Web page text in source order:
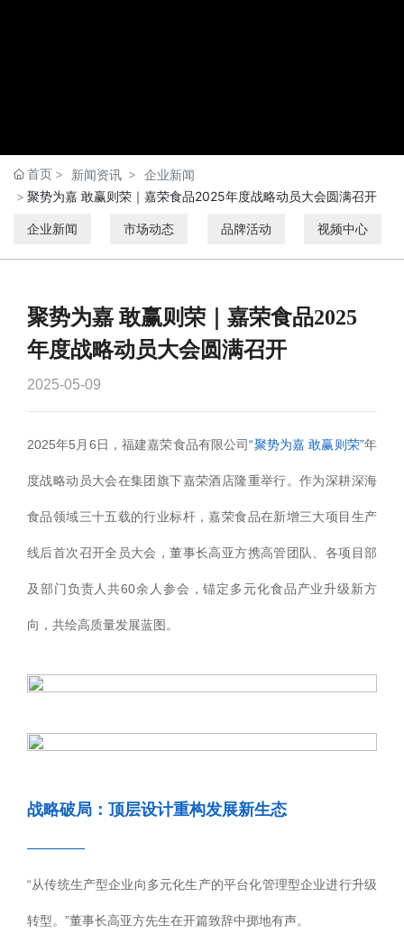
首页 新闻资讯
企业新闻
聚势为嘉 敢赢则荣｜嘉荣食品2025年度战略动员大会圆满召开
企业新闻 市场动态 品牌活动 视频中心
聚势为嘉 敢赢则荣｜嘉荣食品2025
年度战略动员大会圆满召开
2025-05-09
2025年5月6日，福建嘉荣食品有限公司“聚势为嘉 敢赢则荣”年
度战略动员大会在集团旗下嘉荣酒店隆重举行。作为深耕深海
食品领域三十五载的行业标杆，嘉荣食品在新增三大项目生产
线后首次召开全员大会，董事长高亚方携高管团队、各项目部
及部门负责人共60余人参会，锚定多元化食品产业升级新方
向，共绘高质量发展蓝图。
战略破局：顶层设计重构发展新生态
————
“从传统生产型企业向多元化生产的平台化管理型企业进行升级
转型。”董事长高亚方先生在开篇致辞中掷地有声。